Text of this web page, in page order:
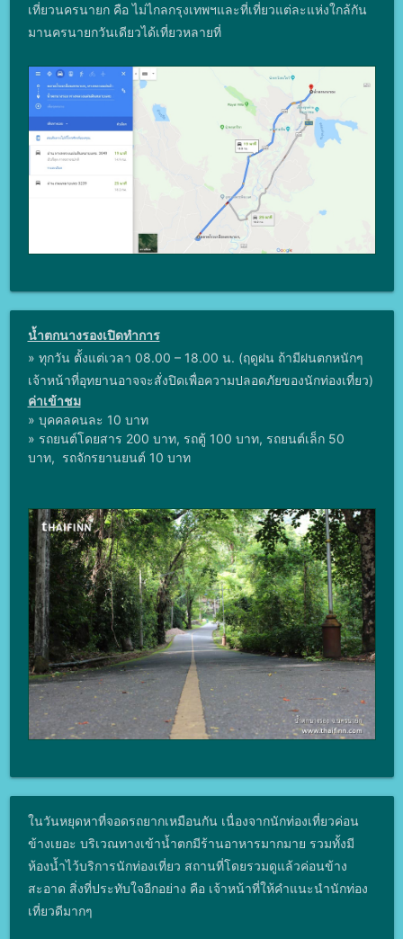
เที่ยวนครนายก คือ ไม่ไกลกรุงเทพฯและที่เที่ยวแต่ละแห่งใกล้กัน
มานครนายกวันเดียวได้เที่ยวหลายที่
น้ำตกนางรองเปิดทำการ
» ทุกวัน ตั้งแต่เวลา 08.00 – 18.00 น. (ฤดูฝน ถ้ามีฝนตกหนักๆ
เจ้าหน้าที่อุทยานอาจจะสั่งปิดเพื่อความปลอดภัยของนักท่องเที่ยว)
ค่าเข้าชม
» บุคคลคนละ 10 บาท
» รถยนต์โดยสาร 200 บาท, รถตู้ 100 บาท, รถยนต์เล็ก 50
บาท, รถจักรยานยนต์ 10 บาท
ในวันหยุดหาที่จอดรถยากเหมือนกัน เนื่องจากนักท่องเที่ยวค่อน
ข้างเยอะ บริเวณทางเข้าน้ำตกมีร้านอาหารมากมาย รวมทั้งมี
ห้องน้ำไว้บริการนักท่องเที่ยว สถานที่โดยรวมดูแล้วค่อนข้าง
สะอาด สิ่งที่ประทับใจอีกอย่าง คือ เจ้าหน้าที่ให้คำแนะนำนักท่อง
เที่ยวดีมากๆ